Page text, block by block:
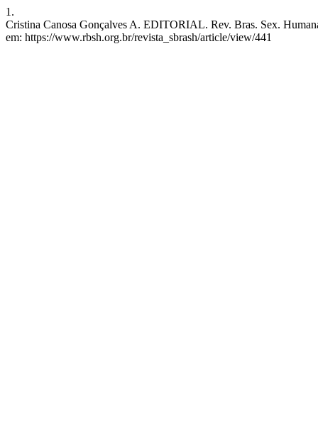
1.
Cristina Canosa Gonçalves A. EDITORIAL. Rev. Bras. Sex.
em: https://www.rbsh.org.br/revista_sbrash/article/view/441